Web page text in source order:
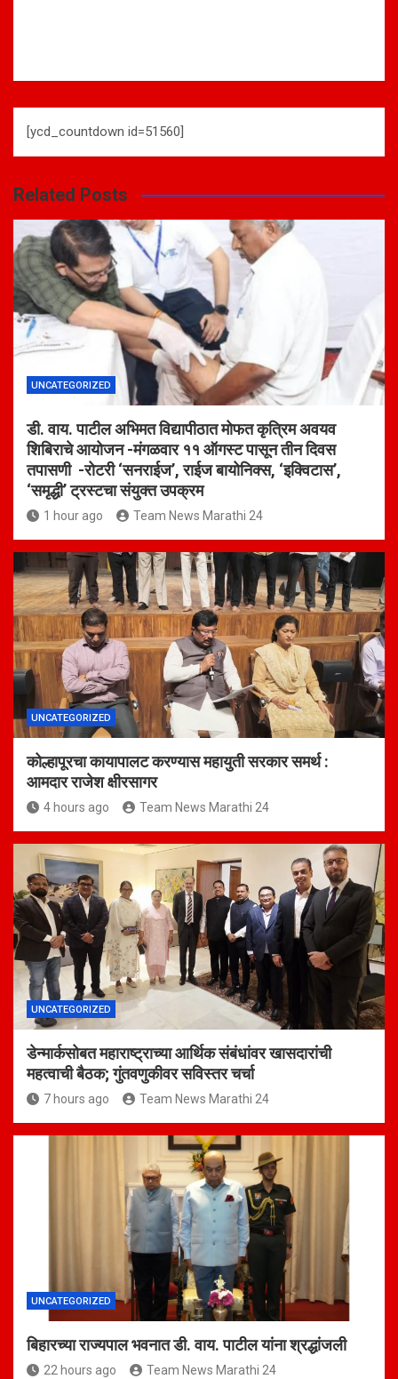
[ycd_countdown id=51560]
Related Posts
UNCATEGORIZED
डी. वाय. पाटील अभिमत विद्यापीठात मोफत कृत्रिम अवयव
शिबिराचे आयोजन -मंगळवार ११ ऑगस्ट पासून तीन दिवस
तपासणी -रोटरी ‘सनराईज’, राईज बायोनिक्स, ‘इक्विटास’,
‘समृद्धी’ ट्रस्टचा संयुक्त उपक्रम
1 hour ago Team News Marathi 24
UNCATEGORIZED
कोल्हापूरचा कायापालट करण्यास महायुती सरकार समर्थ :
आमदार राजेश क्षीरसागर
4 hours ago Team News Marathi 24
UNCATEGORIZED
डेन्मार्कसोबत महाराष्ट्राच्या आर्थिक संबंधांवर खासदारांची
महत्वाची बैठक; गुंतवणुकीवर सविस्तर चर्चा
7 hours ago Team News Marathi 24
UNCATEGORIZED
बिहारच्या राज्यपाल भवनात डी. वाय. पाटील यांना श्रद्धांजली
22 hours ago Team News Marathi 24